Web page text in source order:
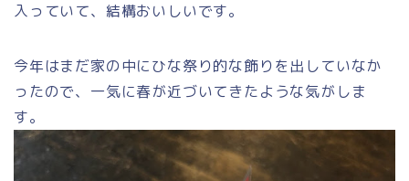
入っていて、結構おいしいです。
今年はまだ家の中にひな祭り的な飾りを出していなか
ったので、一気に春が近づいてきたような気がしま
す。